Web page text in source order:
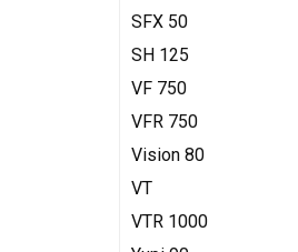
SFX 50
SH 125
VF 750
VFR 750
Vision 80
VT
VTR 1000